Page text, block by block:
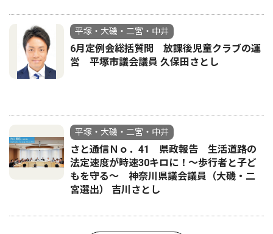
平塚・大磯・二宮・中井
6月定例会総括質問 放課後児童クラブの運
営 平塚市議会議員 久保田さとし
平塚・大磯・二宮・中井
さと通信Ｎｏ．41 県政報告 生活道路の
法定速度が時速30キロに！〜歩行者と子ど
もを守る〜 神奈川県議会議員（大磯・二
宮選出） 吉川さとし